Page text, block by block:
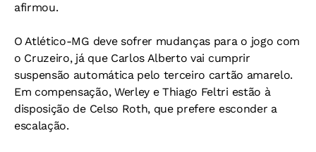
afirmou.
O Atlético-MG deve sofrer mudanças para o jogo com
o Cruzeiro, já que Carlos Alberto vai cumprir
suspensão automática pelo terceiro cartão amarelo.
Em compensação, Werley e Thiago Feltri estão à
disposição de Celso Roth, que prefere esconder a
escalação.